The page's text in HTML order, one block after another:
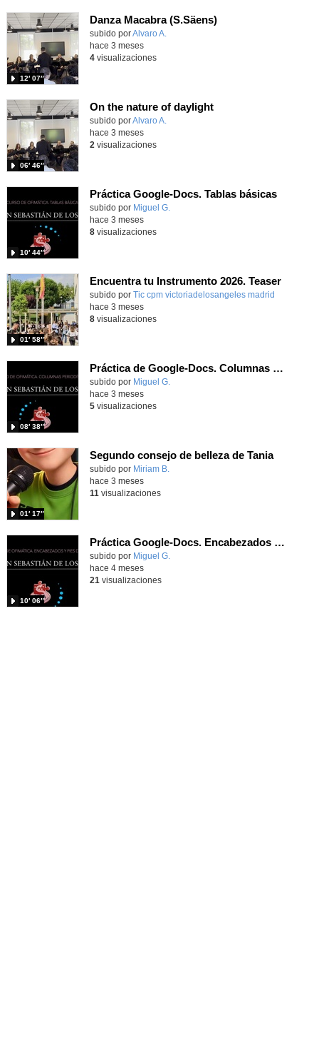
Danza Macabra (S.Säens)
Contenido educativo.
subido porAlvaro A.
12′ 07″
hace 3 meses
4visualizaciones
On the nature of daylight
Contenido educativo.
subido porAlvaro A.
06′ 46″
hace 3 meses
2 visualizaciones
Práctica Google-Docs. Tablas básicas
Contenido educativo.
subido por Miguel G.
10′ 44″
hace 3 meses
8visualizaciones
Encuentra tu Instrumento 2026. Teaser
subido por Tic cpm victoriadelosangeles madrid
01′ 58″
hace 3 meses
8visualizaciones
Práctica de Google-Docs. Columnas periodísticas
Contenido educativo.
subido por Miguel G.
08′ 38″
hace 3 meses
5visualizaciones
Segundo consejo de belleza de Tania
Contenido educativo.
subido por Miriam B.
01′ 17″
hace 3 meses
11 visualizaciones
Práctica Google-Docs. Encabezados y pie de página
Contenido educativo.
subido por Miguel G.
10′ 06″
hace 4 meses
21 visualizaciones